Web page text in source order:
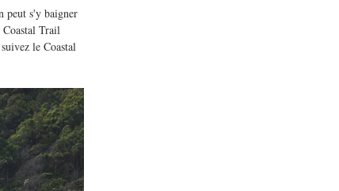
peut s'y baigner
Trail
le Coastal